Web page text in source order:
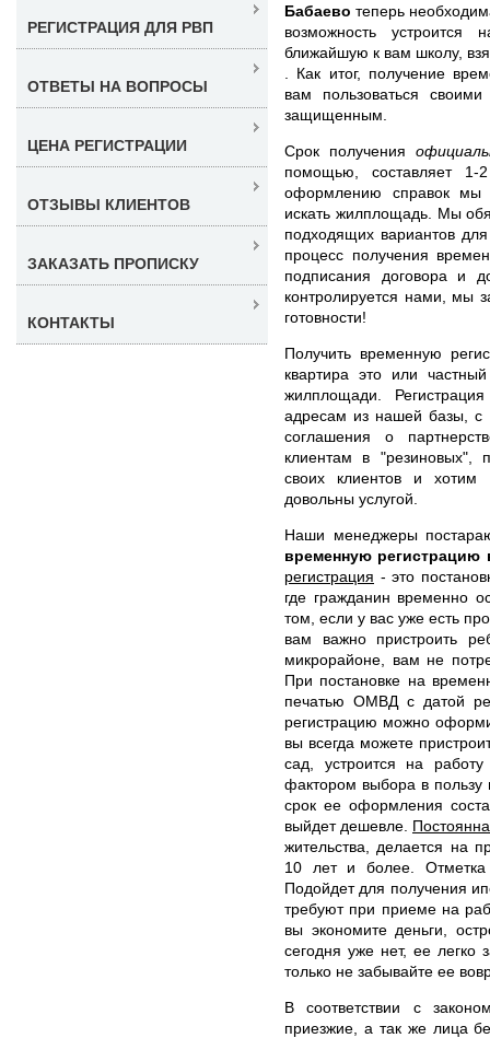
Бабаевотеперь
возможность
ближайшую к вам школу,
. Как итог, получение
вам пользоваться
защищенным.
Срок получения
помощью, составляет
оформлению справок
искать жилплощадь. Мы
подходящих вариантов
процесс получения
подписания договора и
контролируется нами, мы
готовности!
Получить временную
квартира это или
жилплощади.
адресам из нашей базы, с
соглашения о
клиентам в "резиновых",
своих клиентов и хотим
довольны услугой.
Наши менеджеры
временную
регистрация - это
где гражданин временно
том, если у вас уже есть
вам важно пристроить
микрорайоне, вам не
При постановке на
печатью ОМВД с датой
регистрацию можно
вы всегда можете
сад, устроится на
фактором выбора в пользу
срок ее оформления
выйдет дешевле.
жительства, делается на
10 лет и более. Отметка
Подойдет для получения
требуют при приеме на
вы экономите деньги,
сегодня уже нет, ее легко
только не забывайте ее
В соответствии с
приезжие, а так же лица
РЕГИСТРАЦИЯ ДЛЯ РВП
ОТВЕТЫ НА ВОПРОСЫ
ЦЕНА РЕГИСТРАЦИИ
ОТЗЫВЫ КЛИЕНТОВ
ЗАКАЗАТЬ ПРОПИСКУ
КОНТАКТЫ